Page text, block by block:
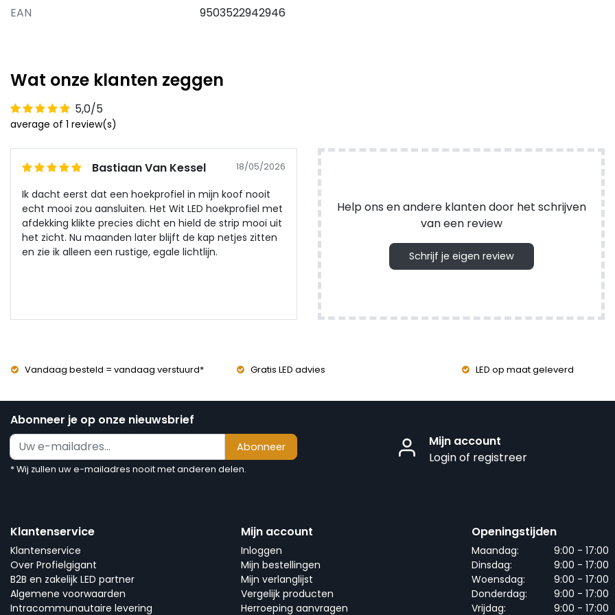
EAN
9503522942946
Wat onze klanten zeggen
5,0/5
average of 1 review(s)
Bastiaan Van Kessel 18/05/2026
Ik dacht eerst dat een hoekprofiel in mijn koof nooit
echt mooi zou aansluiten. Het Wit LED hoekprofiel met
afdekking klikte precies dicht en hield de strip mooi uit
het zicht. Nu maanden later blijft de kap netjes zitten
en zie ik alleen een rustige, egale lichtlijn.
Help ons en andere klanten door het schrijven
van een review
Schrijf je eigen review
Vandaag besteld = vandaag verstuurd* Gratis LED advies LED op maat geleverd
Abonneer je op onze nieuwsbrief
Abonneer
* Wij zullen uw e-mailadres nooit met anderen delen.
Mijn account
Login of registreer
Klantenservice
Klantenservice
Over Profielgigant
B2B en zakelijk LED partner
Algemene voorwaarden
Intracommunautaire levering
Mijn account
Inloggen
Mijn bestellingen
Mijn verlanglijst
Vergelijk producten
Herroeping aanvragen
Openingstijden
Maandag:
9:00 - 17:00
Dinsdag:
9:00 - 17:00
Woensdag:
9:00 - 17:00
Donderdag:
9:00 - 17:00
Vrijdag:
9:00 - 17:00